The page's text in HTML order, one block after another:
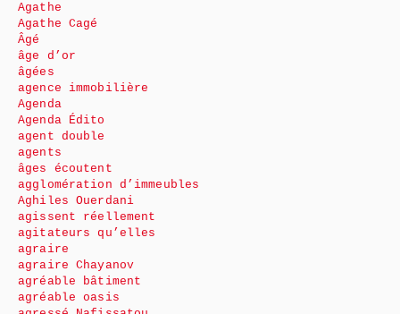
Agathe
Agathe Cagé
Âgé
âge d’or
âgées
agence immobilière
Agenda
Agenda Édito
agent double
agents
âges écoutent
agglomération d’immeubles
Aghiles Ouerdani
agissent réellement
agitateurs qu’elles
agraire
agraire Chayanov
agréable bâtiment
agréable oasis